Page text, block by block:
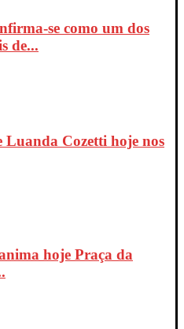
se como um dos
de...
Cozetti hoje nos
hoje Praça da